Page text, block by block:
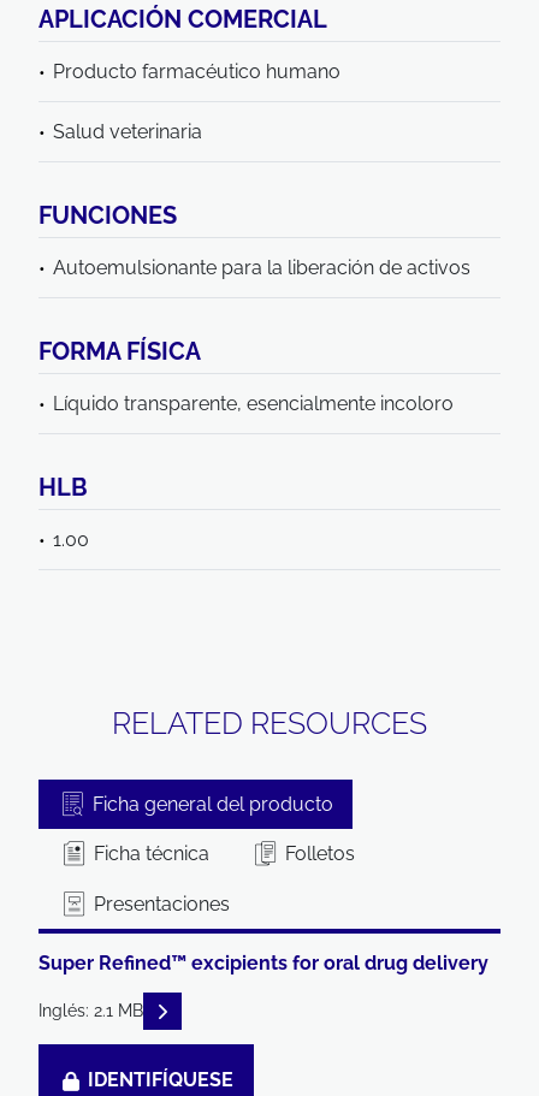
APLICACIÓN COMERCIAL
Producto farmacéutico humano
Salud veterinaria
FUNCIONES
Autoemulsionante para la liberación de activos
FORMA FÍSICA
Líquido transparente, esencialmente incoloro
HLB
1.00
RELATED RESOURCES
Ficha general del producto
Ficha técnica Folletos
Presentaciones
Super Refined™ excipients for oral drug delivery
Inglés: 2.1 MB READ DESCRIPTIONS
IDENTIFÍQUESE